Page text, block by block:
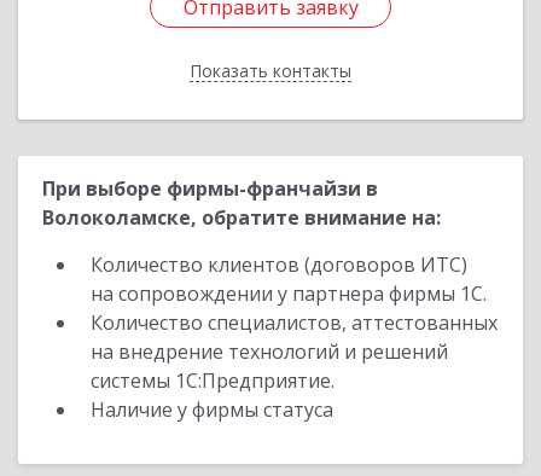
Отправить заявку
Показать контакты
Отправить заявку
Назад
При выборе фирмы-франчайзи в
Волоколамске, обратите внимание на:
Количество клиентов (договоров ИТС)
на сопровождении у партнера фирмы 1С.
Количество специалистов, аттестованных
на внедрение технологий и решений
системы 1С:Предприятие.
Наличие у фирмы статуса